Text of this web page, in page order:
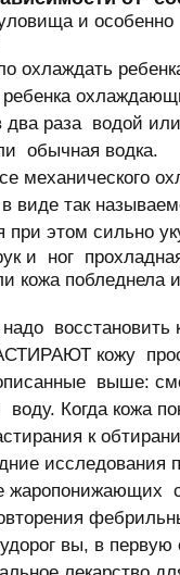
и особенно
охлаждать
раза  водой
обычная водка.
механического
виде так
при этом сильно
и  ног
кожа побледнела
кожу
выше:
воду. Когда кожа
к
исследования
жаропони­­­жающих
вы, в первую